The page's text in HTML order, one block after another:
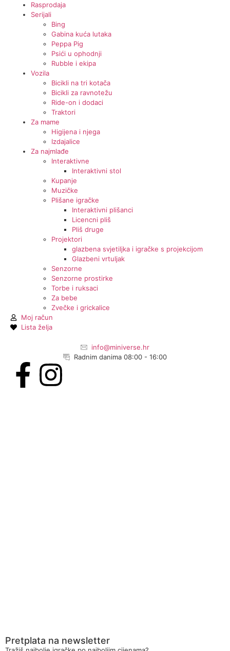
Rasprodaja
Serijali
Bing
Gabina kuća lutaka
Peppa Pig
Psići u ophodnji
Rubble i ekipa
Vozila
Bicikli na tri kotača
Bicikli za ravnotežu
Ride-on i dodaci
Traktori
Za mame
Higijena i njega
Izdajalice
Za najmlađe
Interaktivne
Interaktivni stol
Kupanje
Muzičke
Plišane igračke
Interaktivni plišanci
Licencni pliš
Pliš druge
Projektori
glazbena svjetiljka i igračke s projekcijom
Glazbeni vrtuljak
Senzorne
Senzorne prostirke
Torbe i ruksaci
Za bebe
Zvečke i grickalice
Moj račun
Lista želja
info@miniverse.hr
Radnim danima 08:00 - 16:00
Pretplata na newsletter